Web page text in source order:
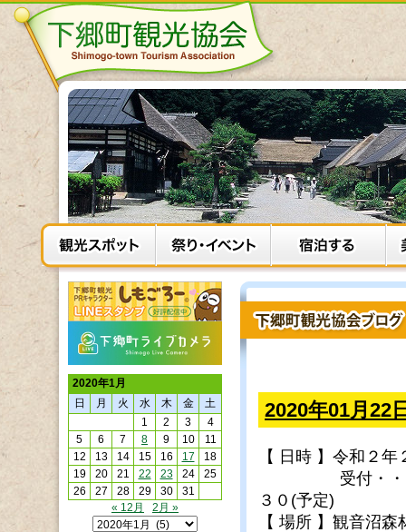
2020年01月22
【 日時 】令和２
受付・・・９：
３０(予定)
【 場所 】観音沼
2020年1月
日
月 火 水 木 金
土
1
2 3
4
5
6 7 8 9 10
11
12
13 14 15 16 17
18
19
20 21 22 23 24
25
26
27 28 29 30
31
« 12月
2月 »